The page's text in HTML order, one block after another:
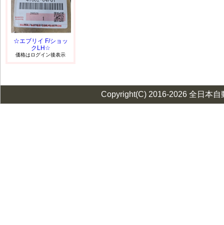
☆エブリイ F/ショッ
クLH☆
価格はログイン後表示
Copyright(C) 2016-2026 全日本